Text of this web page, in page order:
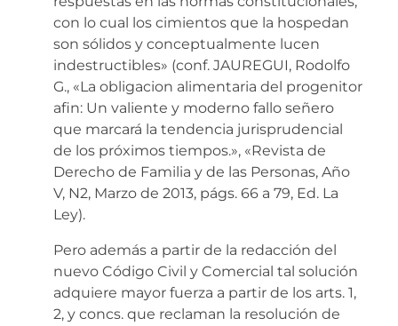
con lo cual los cimientos que la hospedan
son sólidos y conceptualmente lucen
indestructibles» (conf. JAUREGUI, Rodolfo
G., «La obligacion alimentaria del progenitor
afin: Un valiente y moderno fallo señero
que marcará la tendencia jurisprudencial
de los próximos tiempos.», «Revista de
Derecho de Familia y de las Personas, Año
V, N2, Marzo de 2013, págs. 66 a 79, Ed. La
Ley).
Pero además a partir de la redacción del
nuevo Código Civil y Comercial tal solución
adquiere mayor fuerza a partir de los arts. 1,
2, y concs. que reclaman la resolución de